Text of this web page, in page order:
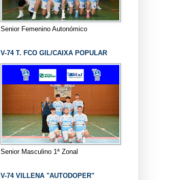
Senior Femenino Autonómico
V-74 T. FCO GIL/CAIXA POPULAR
Senior Masculino 1ª Zonal
V-74 VILLENA "AUTODOPER"